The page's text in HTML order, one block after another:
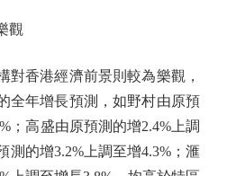
觀
香港經濟前景則較為樂觀，
全年增長預測，如野村由原預
；高盛由原預測的增2.4%上調
測的增3.2%上調至增4.3%；滙